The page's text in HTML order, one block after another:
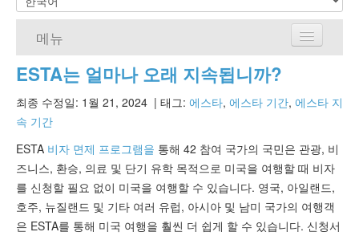
메뉴
홈
ESTA 요건
ESTA에 대해 자주 묻는 질문
비자 면제 프로그램
ESTA 상태 확인
ESTA는 얼마나 오래 지속됩니까?
최종 수정일: 1월 21, 2024 | 태그: 에스타, 에스타 기간, 에스타 지
속 기간
ESTA 비자 면제 프로그램을 통해 42 참여 국가의 국민은 관광, 비
즈니스, 환승, 의료 및 단기 유학 목적으로 미국을 여행할 때 비자
를 신청할 필요 없이 미국을 여행할 수 있습니다. 영국, 아일랜드,
호주, 뉴질랜드 및 기타 여러 유럽, 아시아 및 남미 국가의 여행객
은 ESTA를 통해 미국 여행을 훨씬 더 쉽게 할 수 있습니다. 신청서